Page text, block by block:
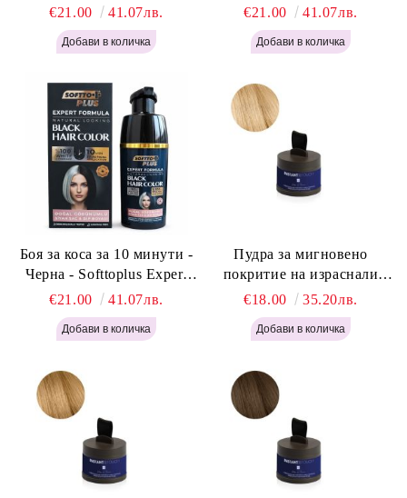
Softtoplus Expert Woman
Light Brown 400мл
€21.00 41.07лв.
Expert Woman Dark Brown
400 мл
€21.00 41.07лв.
Боя за коса за 10 минути -
Черна - Softtoplus Expert
Woman Black 400мл
€21.00 41.07лв.
Пудра за мигновено
покритие на израснали
корени Светло Русо - Labor
Pro Instant Retouch Powder -
Light Blonde H646
€18.00 35.20лв.